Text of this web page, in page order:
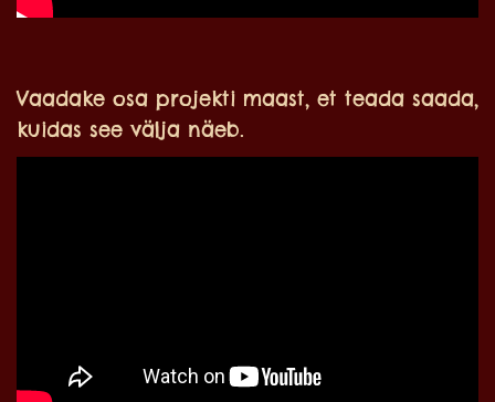
Vaadake osa projekti maast, et teada saada,
kuidas see välja näeb.